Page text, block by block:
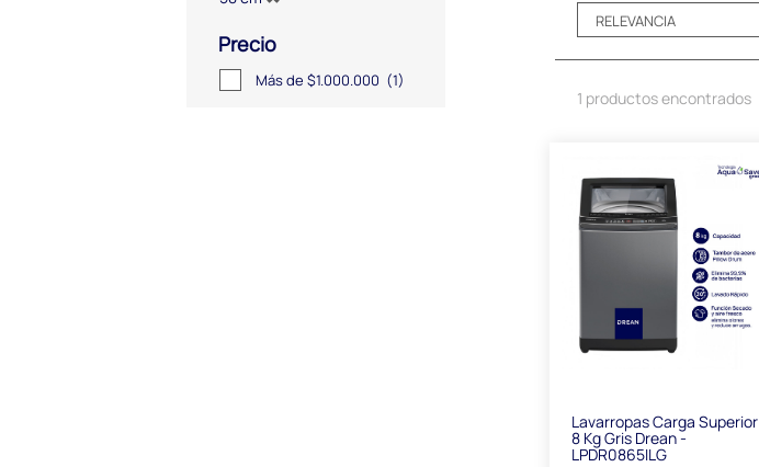
Precio
Más de $1.000.000 (1)
1 productos encontrados
Lavarropas Carga Superior
8 Kg Gris Drean -
LPDR0865ILG